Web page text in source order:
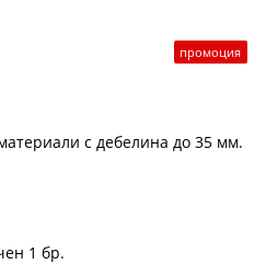
промоция
с дебелина до 35 мм.
1 бр.